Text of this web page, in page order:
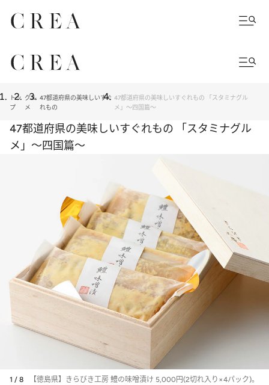
トッ
プ
グル
メ
47都道府県の美味しいすぐ
れもの
47都道府県の美味しいすぐれもの 「スタミナグル
メ」～四国篇～
47都道府県の美味しいすぐれもの 「スタミナグル
メ」～四国篇～
1 / 8 【徳島県】きらびき工房 鱧の味噌漬け 5,000円(2切れ入り×4パック)。